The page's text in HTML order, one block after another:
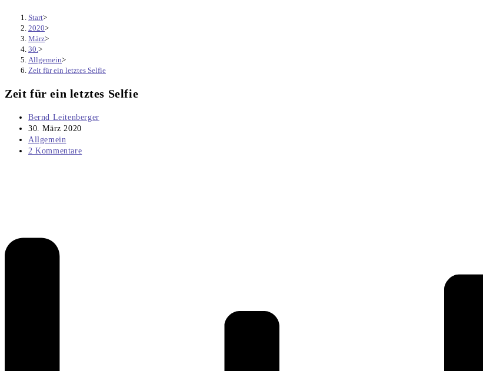
Start>
2020>
März>
30. >
Allgemein>
Zeit für ein letztes Selfie
Zeit für ein letztes Selfie
Beitrags-
Autor:
Bernd Leitenberger
Beitrag
veröffentlicht:
30. März 2020
Beitrags-
Kategorie:
Allgemein
Beitrags-
2 Kommentare